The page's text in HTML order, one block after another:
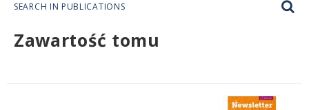
SEARCH IN PUBLICATIONS
Zawartość tomu